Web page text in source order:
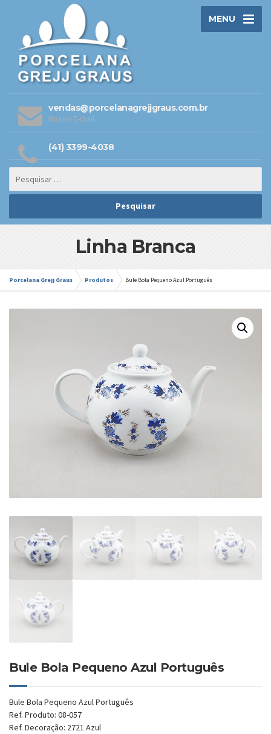
MENU
vendas@porcelanagrejjgraus.com.br
Nosso E-mail
(41) 3399-4038
Linha Branca
Porcelana Grejj Graus Produtos Bule Bola Pequeno Azul Português
Bule Bola Pequeno Azul Português
Bule Bola Pequeno Azul Português
Ref. Produto: 08-057
Ref. Decoração: 2721 Azul